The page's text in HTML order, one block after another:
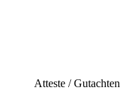
Atteste / Gutachten